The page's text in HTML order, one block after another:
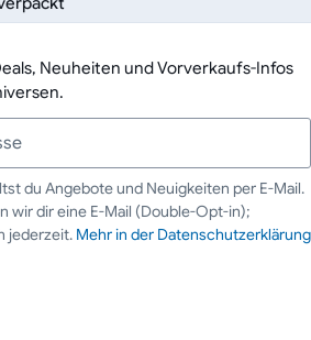
Neuheiten und Vorverkaufs-Infos
du Angebote und Neuigkeiten per E-Mail.
wir dir eine E-Mail (Double-Opt-in);
jederzeit. Mehr in der Datenschutzerklärung